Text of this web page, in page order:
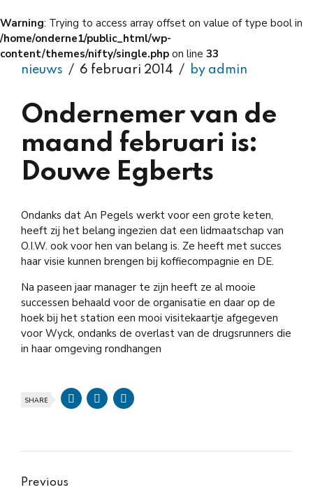
Warning: Trying to access array offset on value of type bool in
/home/onderne1/public_html/wp-
content/themes/nifty/single.php on line 33
nieuws 6 februari 2014 by admin
Ondernemer van de
maand februari is:
Douwe Egberts
Ondanks dat An Pegels werkt voor een grote keten,
heeft zij het belang ingezien dat een lidmaatschap van
O.I.W. ook voor hen van belang is. Ze heeft met succes
haar visie kunnen brengen bij koffiecompagnie en DE.
Na paseen jaar manager te zijn heeft ze al mooie
successen behaald voor de organisatie en daar op de
hoek bij het station een mooi visitekaartje afgegeven
voor Wyck, ondanks de overlast van de drugsrunners die
in haar omgeving rondhangen
SHARE
Previous